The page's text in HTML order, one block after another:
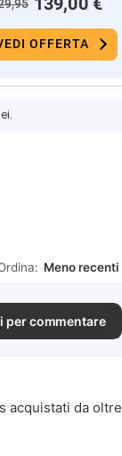
OFFERTA
per commentare
acquistati da oltre